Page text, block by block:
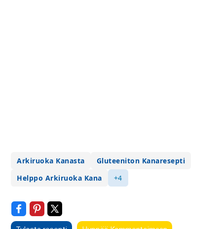
Arkiruoka Kanasta
Gluteeniton Kanaresepti
Helppo Arkiruoka Kana
+4